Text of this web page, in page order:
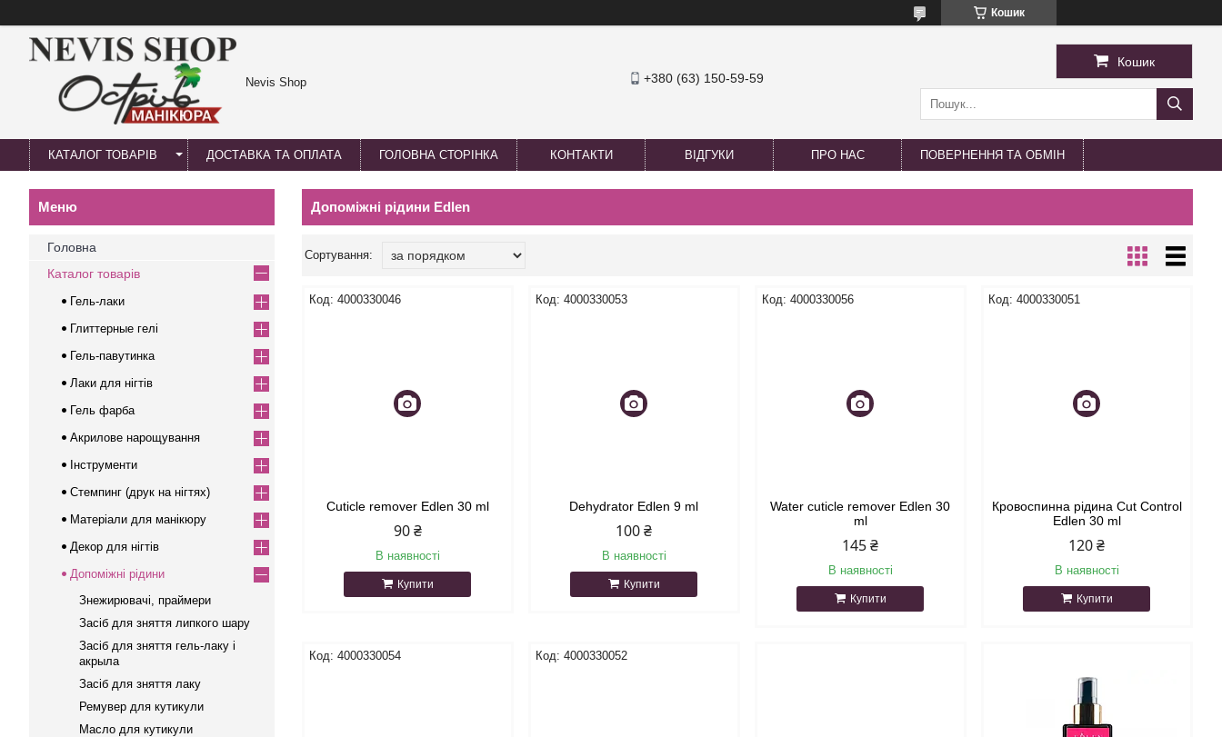
Кошик
Nevis Shop +380 (63) 150-59-59
Кошик
КАТАЛОГ ТОВАРІВ ДОСТАВКА ТА ОПЛАТА ГОЛОВНА СТОРІНКА КОНТАКТИ ВІДГУКИ ПРО НАС ПОВЕРНЕННЯ ТА ОБМІН
Допоміжні рідини Edlen
4000330046
Cuticle remover Edlen 30 ml
90 ₴
В наявності
Купити
4000330053
Dehydrator Edlen 9 ml
100 ₴
В наявності
Купити
4000330056
Water cuticle remover Edlen 30
ml
145 ₴
В наявності
Купити
4000330051
Кровоспинна рідина Cut Control
Edlen 30 ml
120 ₴
В наявності
Купити
4000330054 4000330052
Головна
Каталог товарів
Гель-лаки
Глиттерные гелі
Гель-павутинка
Лаки для нігтів
Гель фарба
Акрилове нарощування
Інструменти
Стемпинг (друк на нігтях)
Матеріали для манікюру
Декор для нігтів
Допоміжні рідини
Знежирювачі, праймери
Засіб для зняття липкого шару
Засіб для зняття гель-лаку і
акрыла
Засіб для зняття лаку
Ремувер для кутикули
Масло для кутикули